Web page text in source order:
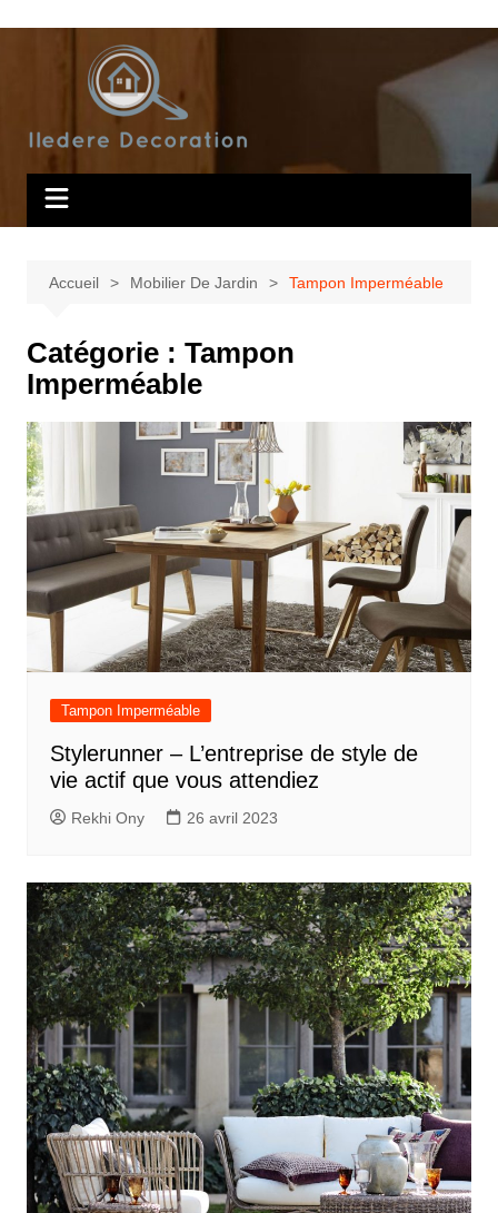
Accueil Mobilier De Jardin Tampon Imperméable
Catégorie : Tampon
Imperméable
Tampon Imperméable
Stylerunner – L’entreprise de style de
vie actif que vous attendiez
Rekhi Ony 26 avril 2023